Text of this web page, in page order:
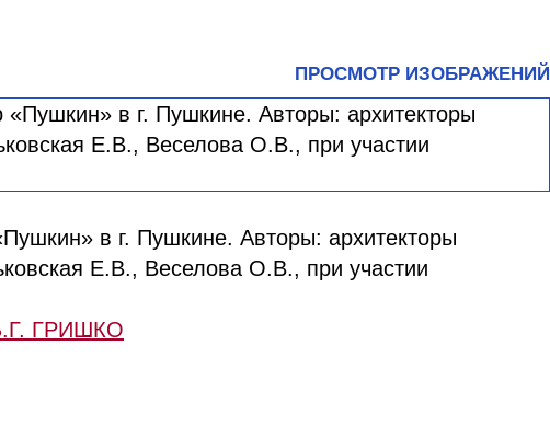
ПРОСМОТР ИЗОБРАЖЕНИЙ
в г. Пушкине. Авторы: архитекторы
Е.В., Веселова О.В., при участии
ГРИШКО